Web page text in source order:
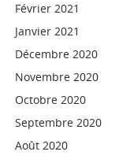
Février 2021
Janvier 2021
Décembre 2020
Novembre 2020
Octobre 2020
Septembre 2020
Août 2020